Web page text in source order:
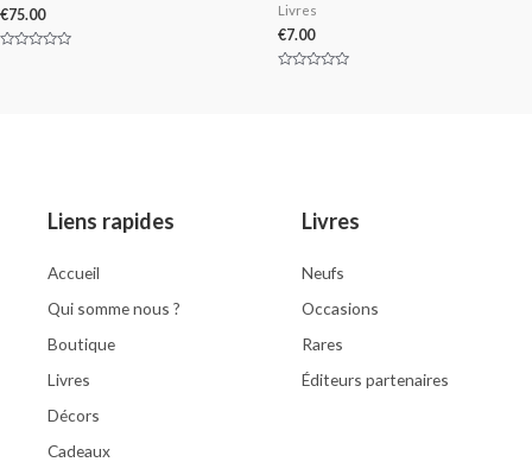
€75.00 Livres
€7.00
Liens rapides
Accueil
Qui somme nous ?
Boutique
Livres
Décors
Cadeaux
Livres
Neufs
Occasions
Rares
Éditeurs partenaires